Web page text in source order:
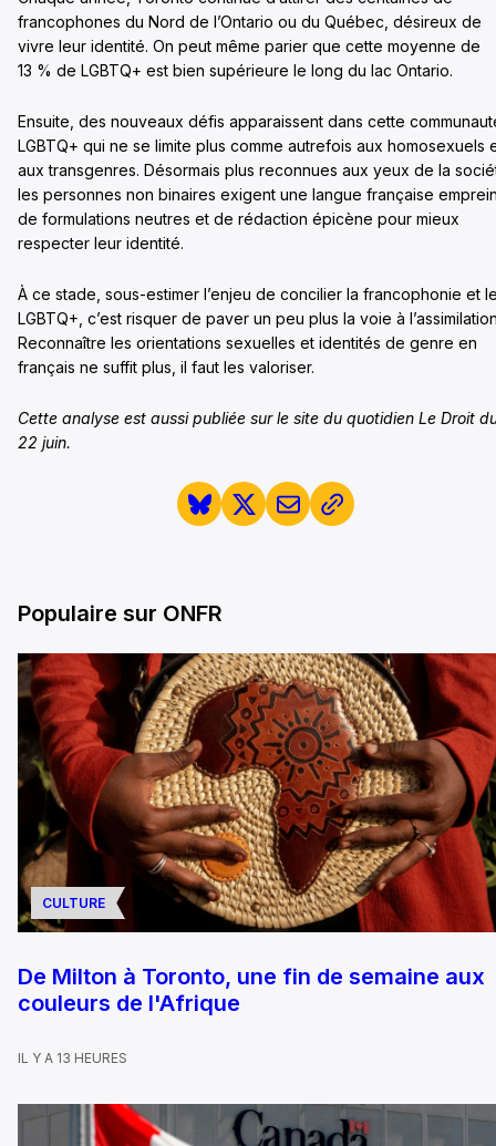
francophones du Nord de l’Ontario ou du Québec, désireux de
vivre leur identité. On peut même parier que cette moyenne de
13 % de LGBTQ+ est bien supérieure le long du lac Ontario.
Ensuite, des nouveaux défis apparaissent dans cette
LGBTQ+ qui ne se limite plus comme autrefois aux homosexuels
aux transgenres. Désormais plus reconnues aux yeux de la
les personnes non binaires exigent une langue française
de formulations neutres et de rédaction épicène pour mieux
respecter leur identité.
À ce stade, sous-estimer l’enjeu de concilier la francophonie et
LGBTQ+, c’est risquer de paver un peu plus la voie à
Reconnaître les orientations sexuelles et identités de genre en
français ne suffit plus, il faut les valoriser.
Cette analyse est aussi publiée sur le site du quotidien Le Droit
22 juin.
Populaire sur ONFR
CULTURE
De Milton à Toronto, une fin de semaine aux
couleurs de l'Afrique
IL Y A 13 HEURES